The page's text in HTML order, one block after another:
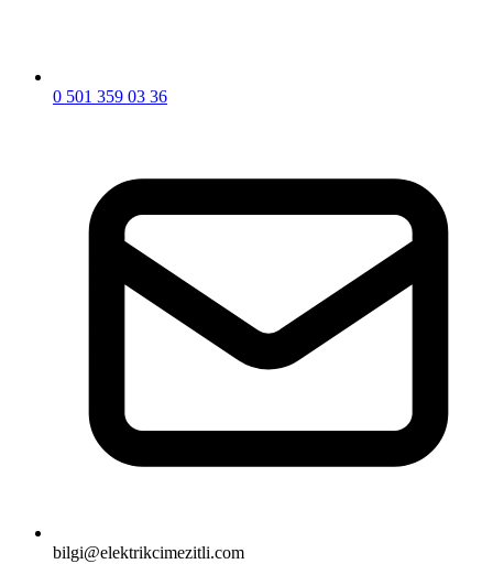
0 501 359 03 36
bilgi@elektrikcimezitli.com